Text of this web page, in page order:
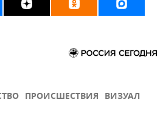
ПРОИСШЕСТВИЯ ВИЗУАЛ